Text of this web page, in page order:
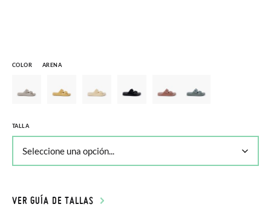
COLOR ARENA
TALLA
VER GUÍA DE TALLAS